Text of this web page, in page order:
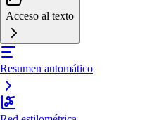
Acceso al texto
Resumen automático